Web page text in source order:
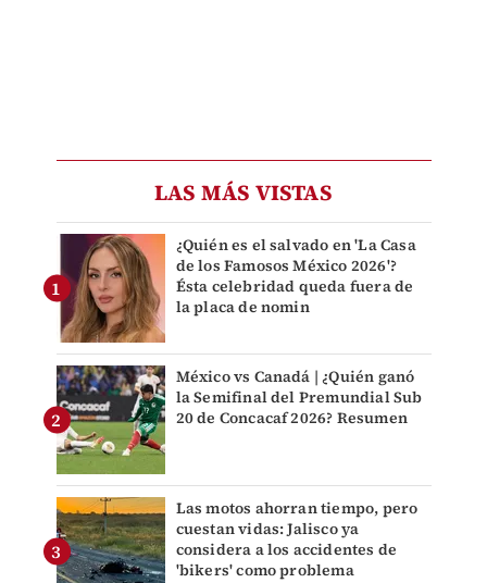
LAS MÁS VISTAS
¿Quién es el salvado en 'La Casa
de los Famosos México 2026'?
Ésta celebridad queda fuera de
la placa de nomin
México vs Canadá | ¿Quién ganó
la Semifinal del Premundial Sub
20 de Concacaf 2026? Resumen
Las motos ahorran tiempo, pero
cuestan vidas: Jalisco ya
considera a los accidentes de
'bikers' como problema